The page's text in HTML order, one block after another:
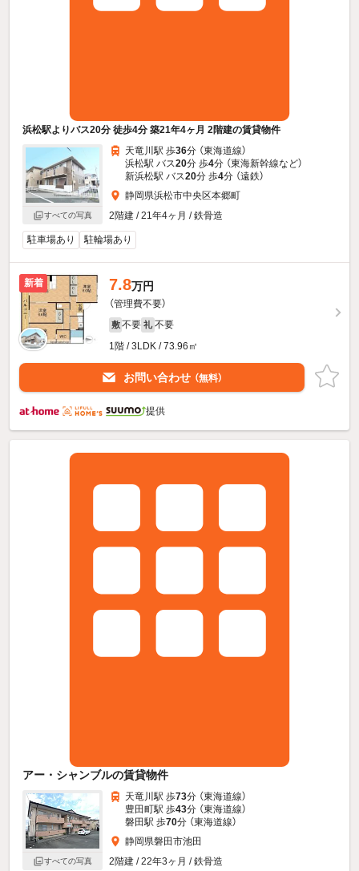
浜松駅よりバス20分 徒歩4分 築21年4ヶ月 2階建の賃貸物件
すべての写真
天竜川駅 歩36分 （東海道線）
浜松駅 バス20分 歩4分 （東海新幹線など）
新浜松駅 バス20分 歩4分 （遠鉄）
静岡県浜松市中央区本郷町
2階建 / 21年4ヶ月 / 鉄骨造
駐車場あり 駐輪場あり
新着 7.8万円
（管理費不要）
敷 不要 礼 不要
1階 / 3LDK / 73.96㎡
お問い合わせ （無料）
提供
アー・シャンブルの賃貸物件
すべての写真
天竜川駅 歩73分 （東海道線）
豊田町駅 歩43分 （東海道線）
磐田駅 歩70分 （東海道線）
静岡県磐田市池田
2階建 / 22年3ヶ月 / 鉄骨造